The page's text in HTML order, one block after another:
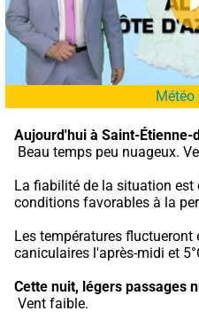
Météo
Aujourd'hui à Saint-Étienne-
Beau temps peu nuageux.
La fiabilité de la situation est
conditions favorables à la
Les températures fluctueront
caniculaires l'après-midi et
Cette nuit, légers passages
Vent faible.